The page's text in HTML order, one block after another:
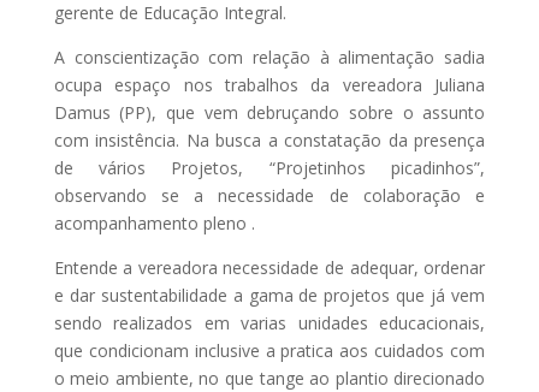
gerente de Educação Integral.
A conscientização com relação à alimentação sadia
ocupa espaço nos trabalhos da vereadora Juliana
Damus (PP), que vem debruçando sobre o assunto
com insistência. Na busca a constatação da presença
de vários Projetos, “Projetinhos picadinhos”,
observando se a necessidade de colaboração e
acompanhamento pleno .
Entende a vereadora necessidade de adequar, ordenar
e dar sustentabilidade a gama de projetos que já vem
sendo realizados em varias unidades educacionais,
que condicionam inclusive a pratica aos cuidados com
o meio ambiente, no que tange ao plantio direcionado